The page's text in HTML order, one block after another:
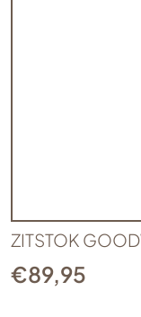
ZITSTOK
€89,95